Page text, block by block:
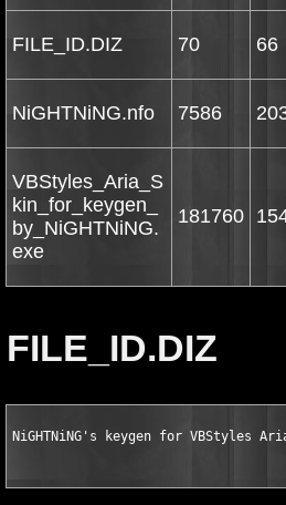
FILE_ID.DIZ 70 66
NiGHTNiNG.nfo 7586
VBStyles_Aria_S
kin_for_keygen_
by_NiGHTNiNG.
exe
181760
FILE_ID.DIZ
NiGHTNiNG's keygen for VBStyles